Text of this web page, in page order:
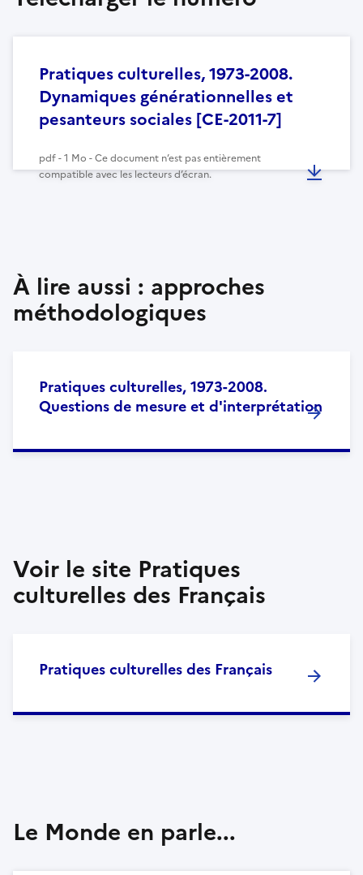
Pratiques culturelles, 1973-2008.
Dynamiques générationnelles et
pesanteurs sociales [CE-2011-7]
pdf - 1 Mo - Ce document n’est pas entièrement
compatible avec les lecteurs d’écran.
À lire aussi : approches
méthodologiques
Pratiques culturelles, 1973-2008.
Questions de mesure et d'interprétation
Voir le site Pratiques
culturelles des Français
Pratiques culturelles des Français
Le Monde en parle...